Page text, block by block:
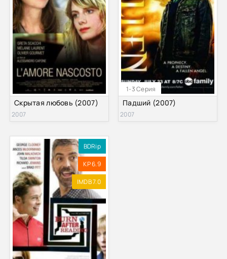
Скрытая любовь (2007)
2007
1-3 Серия
Падший (2007)
2007
BDRip
KP 6.9
IMDB 7.0